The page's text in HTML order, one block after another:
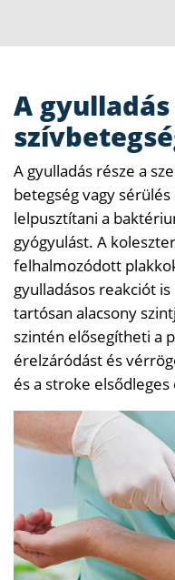
A
A gyulladás része a
betegség vagy
lelpusztítani a
gyógyulást. A
felhalmozódott
gyulladásos reakciót
tartósan alacsony
szintén elősegítheti a
érelzáródást és
és a stroke elsődleges